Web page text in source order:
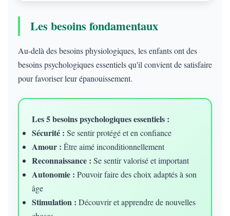
Les besoins fondamentaux
Au-delà des besoins physiologiques, les enfants ont des
besoins psychologiques essentiels qu'il convient de satisfaire
pour favoriser leur épanouissement.
Les 5 besoins psychologiques essentiels :
Sécurité : Se sentir protégé et en confiance
Amour : Être aimé inconditionnellement
Reconnaissance : Se sentir valorisé et important
Autonomie : Pouvoir faire des choix adaptés à son
âge
Stimulation : Découvrir et apprendre de nouvelles